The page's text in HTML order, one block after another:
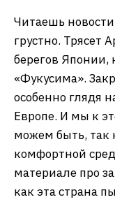
Читаешь
грустно. Трясет
берегов Японии,
«Фукусима».
особенно глядя
Европе. И мы к
можем быть, так
комфортной
материале про
как эта страна